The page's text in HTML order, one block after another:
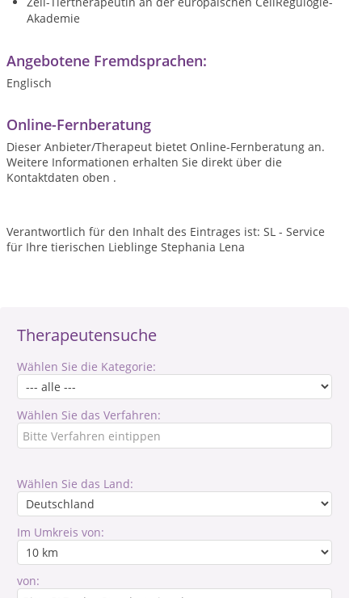
Therapeutensuche
Wählen Sie die Kategorie:
Wählen Sie das Verfahren:
Wählen Sie das Land:
Im Umkreis von:
von:
Akademie
Angebotene Fremdsprachen:
Englisch
Online-Fernberatung
Dieser Anbieter/Therapeut bietet Online-Fernberatung an.
Weitere Informationen erhalten Sie direkt über die
Kontaktdaten oben .
Verantwortlich für den Inhalt des Eintrages ist: SL - Service
für Ihre tierischen Lieblinge Stephania Lena